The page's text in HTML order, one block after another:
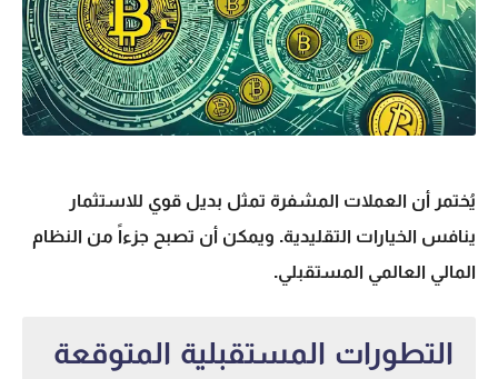
يُختمر أن العملات المشفرة تمثل بديل قوي للاستثمار
ينافس الخيارات التقليدية. ويمكن أن تصبح جزءاً من النظام
المالي العالمي المستقبلي.
التطورات المستقبلية المتوقعة